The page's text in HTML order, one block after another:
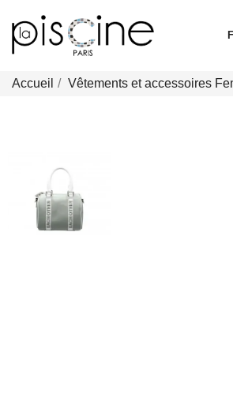
Accueil Vêtements et accessoires